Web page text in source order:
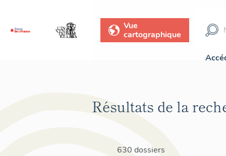
Vue
cartographique
Résultats de la
630 dossiers